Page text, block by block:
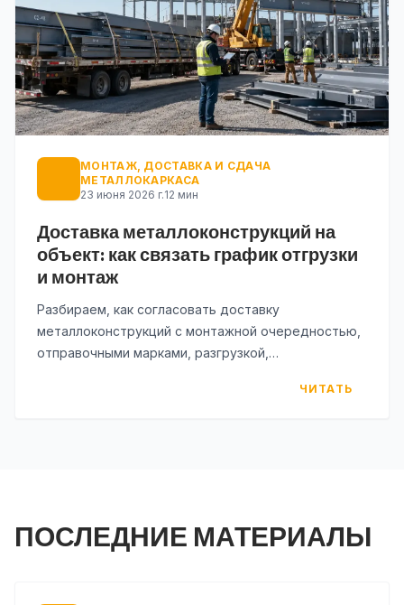
МОНТАЖ, ДОСТАВКА И СДАЧА
МЕТАЛЛОКАРКАСА
23 июня 2026 г.12 мин
Доставка металлоконструкций на
объект: как связать график отгрузки
и монтаж
Разбираем, как согласовать доставку
металлоконструкций с монтажной очередностью,
отправочными марками, разгрузкой,
ЧИТАТЬ
ПОСЛЕДНИЕ МАТЕРИАЛЫ